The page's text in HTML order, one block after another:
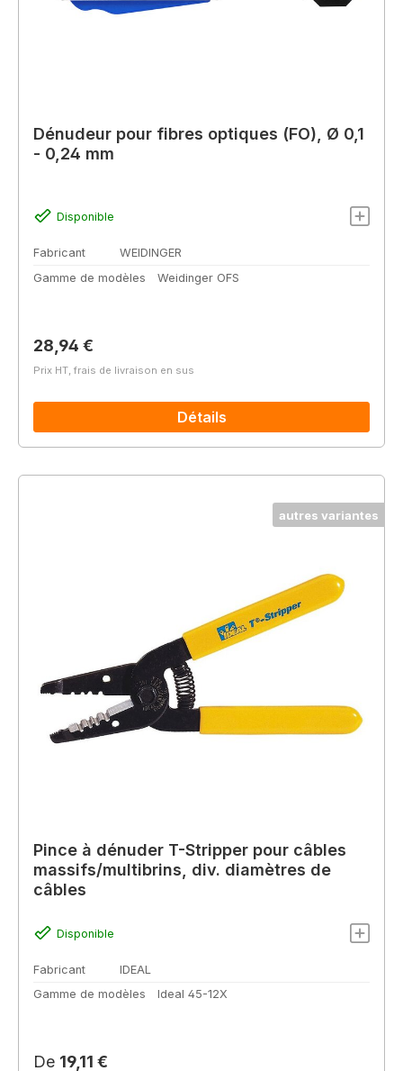
Dénudeur pour fibres optiques (FO), Ø 0,1
- 0,24 mm
Disponible
Fabricant
WEIDINGER
Gamme de modèles
Weidinger OFS
Prix régulier :
28,94 €
Prix HT, frais de livraison en sus
Détails
autres variantes
Pince à dénuder T-Stripper pour câbles
massifs/multibrins, div. diamètres de
câbles
Disponible
Fabricant
IDEAL
Gamme de modèles
Ideal 45-12X
Prix régulier :
De 19,11 €